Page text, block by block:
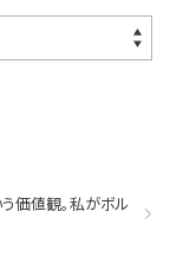
う価値観。私がボル